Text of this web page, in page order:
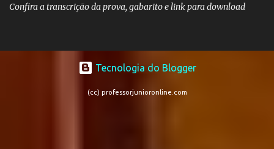
Confira a transcrição da prova, gabarito e link para download
Tecnologia do Blogger
(cc) professorjunioronline.com